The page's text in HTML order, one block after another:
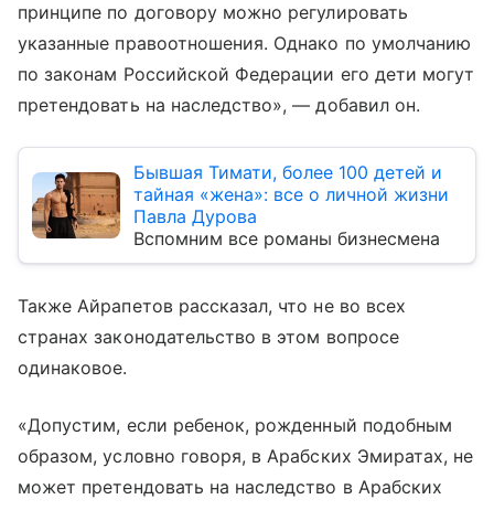
принципе по договору можно регулировать
указанные правоотношения. Однако по умолчанию
по законам Российской Федерации его дети могут
претендовать на наследство», — добавил он.
Бывшая Тимати, более 100 детей и
тайная «жена»: все о личной жизни
Павла Дурова
Вспомним все романы бизнесмена
Также Айрапетов рассказал, что не во всех
странах законодательство в этом вопросе
одинаковое.
«Допустим, если ребенок, рожденный подобным
образом, условно говоря, в Арабских Эмиратах, не
может претендовать на наследство в Арабских